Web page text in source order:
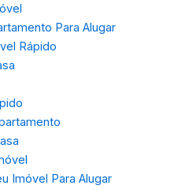
Para Alugar
Rápido
Imóvel Para Alugar